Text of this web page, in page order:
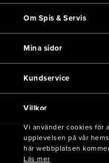
Om Spis & Servis
Mina sidor
Kundservice
Villkor
Vi använder cookies för
upplevelsen på vår
här webbplatsen
Läs mer